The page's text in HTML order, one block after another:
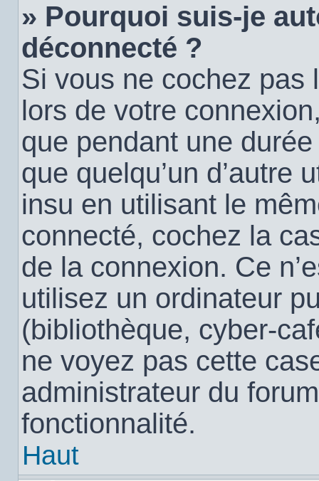
» Pourquoi suis-je
déconnecté ?
Si vous ne cochez
lors de votre
que pendant une
que quelqu’un d’autre
insu en utilisant le
connecté, cochez la
de la connexion. Ce
utilisez un ordinateur
(bibliothèque, cyber-
ne voyez pas cette
administrateur du
fonctionnalité.
Haut